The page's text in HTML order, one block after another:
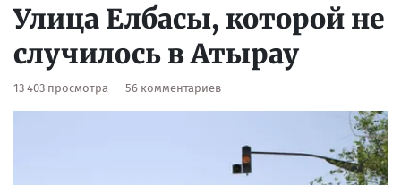
Улица Елбасы, которой не
случилось в Атырау
13 403 просмотра 56 комментариев